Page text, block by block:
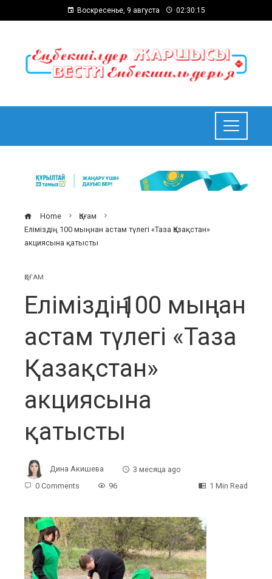
Воскресенье, 9 августа 02:30:16
Home
Қоғам
Еліміздің 100 мыңнан астам түлегі «Таза Қазақстан»
акциясына қатысты
ҚОҒАМ
Еліміздің 100 мыңнан
астам түлегі «Таза
Қазақстан»
акциясына
қатысты
Дина Акишева
3 месяца ago
0 Comments
96 1 Min Read